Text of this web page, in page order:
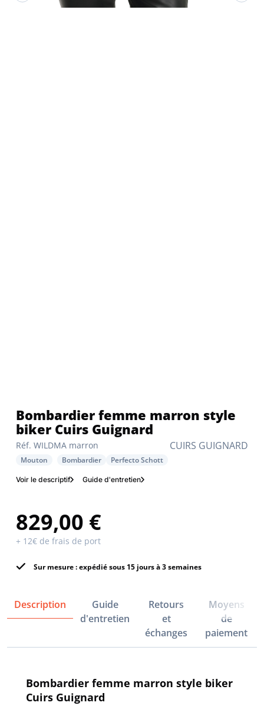
CUIRS GUIGNARD
Réf. WILDMA marron
Bombardier femme marron style
biker Cuirs Guignard
Mouton Bombardier Perfecto Schott
Voir le descriptif Guide d'entretien
829,00 €
+ 12€ de frais de port
Sur mesure : expédié sous 15 jours à 3 semaines
Description
Guide
d'entretien
Retours
et
échanges
Moyens
de
paiement
Bombardier femme marron style biker
Cuirs Guignard